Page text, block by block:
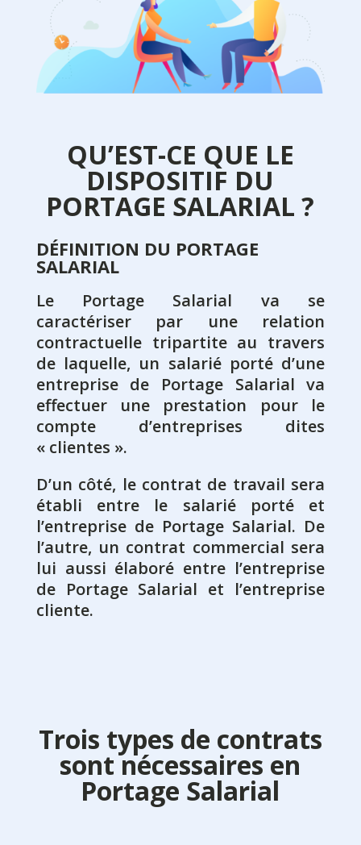
QU’EST-CE QUE LE
DISPOSITIF DU
PORTAGE SALARIAL ?
DÉFINITION DU PORTAGE
SALARIAL
Le Portage Salarial va se
caractériser par une relation
contractuelle tripartite au travers
de laquelle, un salarié porté d’une
entreprise de Portage Salarial va
effectuer une prestation pour le
compte d’entreprises dites
« clientes ».
D’un côté, le contrat de travail sera
établi entre le salarié porté et
l’entreprise de Portage Salarial. De
l’autre, un contrat commercial sera
lui aussi élaboré entre l’entreprise
de Portage Salarial et l’entreprise
cliente.
Trois types de contrats
sont nécessaires en
Portage Salarial